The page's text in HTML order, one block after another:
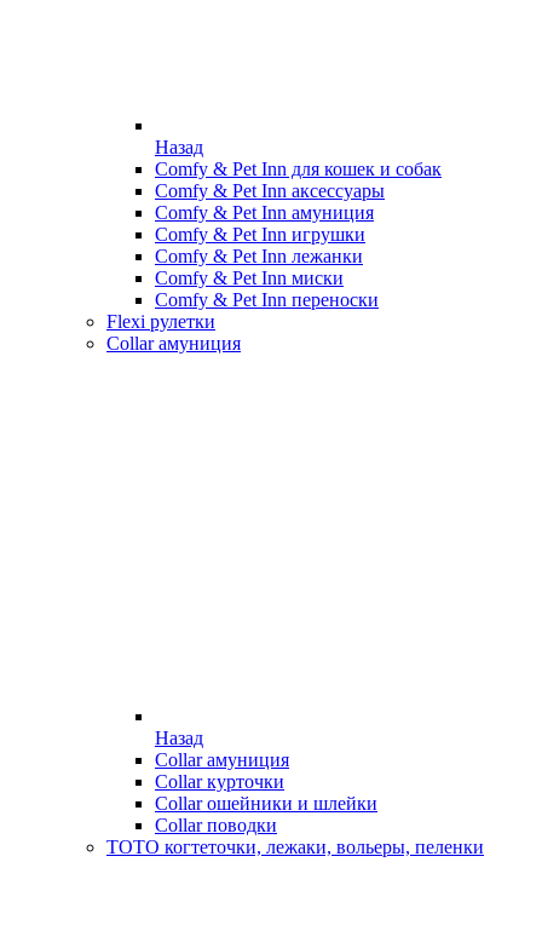
Назад
Comfy & Pet Inn для кошек и собак
Comfy & Pet Inn аксессуары
Comfy & Pet Inn амуниция
Comfy & Pet Inn игрушки
Comfy & Pet Inn лежанки
Comfy & Pet Inn миски
Comfy & Pet Inn переноски
Flexi рулетки
Collar амуниция
Назад
Collar амуниция
Collar курточки
Collar ошейники и шлейки
Collar поводки
ТОТО когтеточки, лежаки, вольеры, пеленки